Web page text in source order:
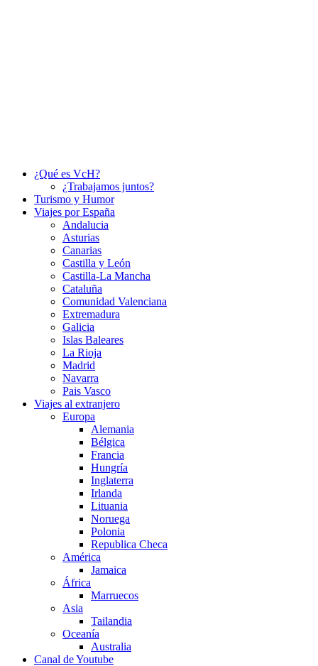
¿Qué es VcH?
¿Trabajamos juntos?
Turismo y Humor
Viajes por España
Andalucia
Asturias
Canarias
Castilla y León
Castilla-La Mancha
Cataluña
Comunidad Valenciana
Extremadura
Galicia
Islas Baleares
La Rioja
Madrid
Navarra
Pais Vasco
Viajes al extranjero
Europa
Alemania
Bélgica
Francia
Hungría
Inglaterra
Irlanda
Lituania
Noruega
Polonia
Republica Checa
América
Jamaica
África
Marruecos
Asia
Tailandia
Oceanía
Australia
Canal de Youtube